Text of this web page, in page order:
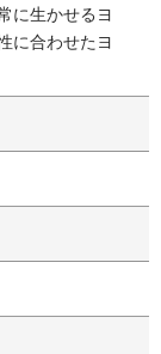
に生かせるヨ
に合わせたヨ